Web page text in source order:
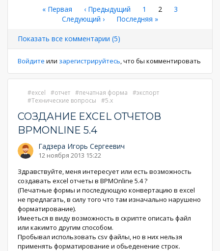
Нумерация
страниц
Первая
страница
« Первая ←
‹ Предыдущий Страница
1
Текущая
2 Страница
3
Следующая
Следующий ›
Последняя
Последняя »
Показать все комментарии (5)
Войдите или зарегистрируйтесь, что бы комментировать
excel отчет печатная форма
экспорт
Технические вопросы
5.x
СОЗДАНИЕ EXCEL ОТЧЕТОВ
BPMONLINE 5.4
Гадзера Игорь Сергеевич
12 ноября 2013 15:22
Здравствуйте, меня интересует или есть возможность
создавать excel отчеты в BPMOnline 5.4 ?
(Печатные формы и последующую конвертацию в excel
не предлагать, в силу того что там изначально нарушено
форматирование).
Имееться в виду возможность в скрипте описать файл
или какимто другим способом.
Пробывал использовать csv файлы, но в них нельзя
применять форматирование и обьеденение строк.